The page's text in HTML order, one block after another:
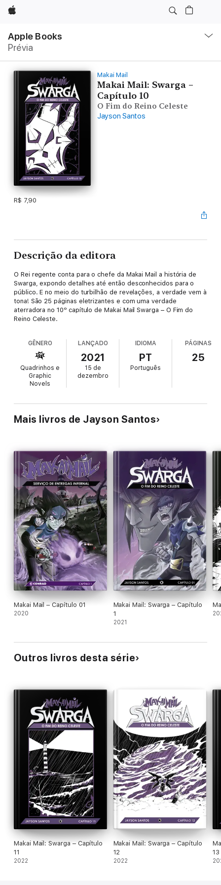
Apple
Apple Books
Prévia
Nav
Abrir
menu
Makai Mail
Makai Mail: Swarga –
Capítulo 10
O Fim do Reino Celeste
Jayson Santos
R$ 7,90
Descrição da editora
O Rei regente conta para o chefe da Makai Mail a história de
Swarga, expondo detalhes até então desconhecidos para o
público. E no meio do turbilhão de revelações, a verdade vem à
tona! São 25 páginas eletrizantes e com uma verdade
aterradora no 10º capítulo de Makai Mail Swarga – O Fim do
Reino Celeste.
GÊNERO
Quadrinhos e
Graphic
Novels
LANÇADO
2021
15 de
dezembro
IDIOMA
PT
Português
PÁGINAS
25
Mais livros de Jayson Santos
Makai Mail – Capítulo 01
2020
Makai Mail: Swarga – Capítulo
1
2021
Outros livros desta série
Makai Mail: Swarga – Capítulo
11
2022
Makai Mail: Swarga – Capítulo
12
2022
13